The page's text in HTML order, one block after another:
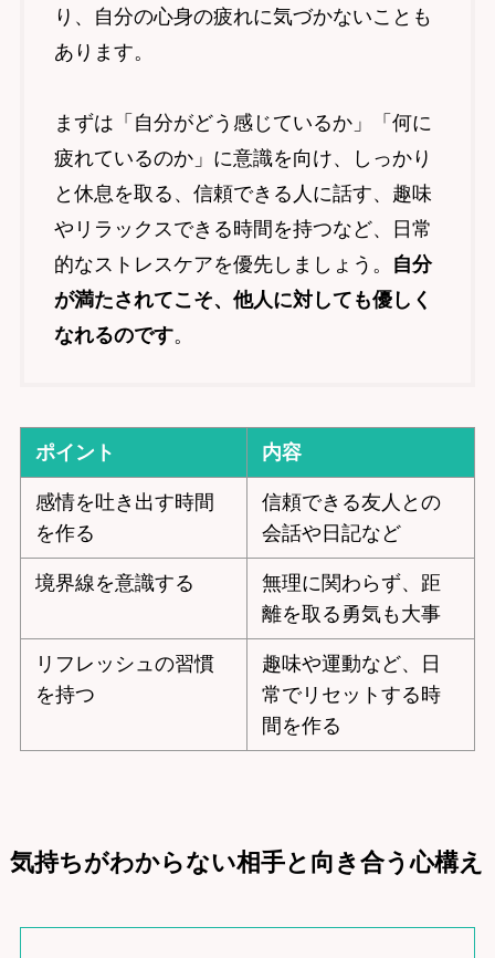
り、自分の心身の疲れに気づかないことも
あります。
まずは「自分がどう感じているか」「何に
疲れているのか」に意識を向け、しっかり
と休息を取る、信頼できる人に話す、趣味
やリラックスできる時間を持つなど、日常
的なストレスケアを優先しましょう。
自分
が満たされてこそ、他人に対しても優しく
なれるのです。
ポイント 内容
感情を吐き出す時間
を作る
信頼できる友人との
会話や日記など
境界線を意識する
無理に関わらず、距
離を取る勇気も大事
リフレッシュの習慣
を持つ
趣味や運動など、日
常でリセットする時
間を作る
気持ちがわからない相手と向き合う心構え